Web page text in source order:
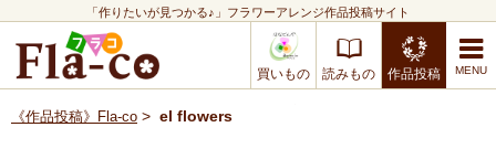
「作りたいが見つかる♪」フラワーアレンジ作品投稿サイト
買いもの 読みもの 作品投稿
《作品投稿》Fla-co > el flowers